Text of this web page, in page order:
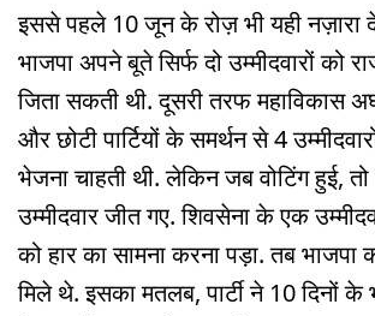
इससे पहले 10 जून के रोज़ भी यही नज़ारा
भाजपा अपने बूते सिर्फ दो उम्मीदवारों को
जिता सकती थी. दूसरी तरफ महाविकास
और छोटी पार्टियों के समर्थन से 4
भेजना चाहती थी. लेकिन जब वोटिंग हुई,
उम्मीदवार जीत गए. शिवसेना के एक
को हार का सामना करना पड़ा. तब
मिले थे. इसका मतलब, पार्टी ने 10 दिनों